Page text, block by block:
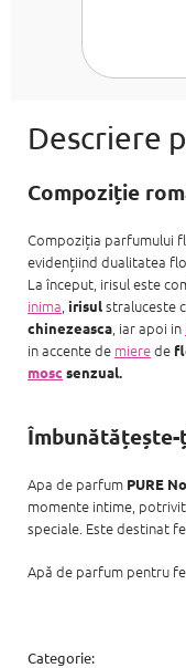
Compoziție
Compoziția parfumului
evidențiind dualitatea
La început, irisul este
inima, irisulstraluceste
chinezeasca, iar apoi in
in accente de mierede
mosc senzual.
Îmbunătățește-
Apa de parfum PURE
momente intime,
speciale. Este destinat
Apă de parfum pentru
Categorie: